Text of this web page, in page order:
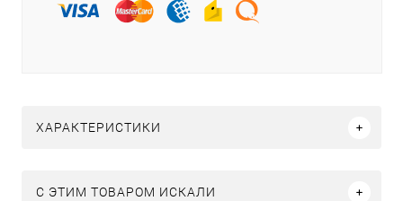
ХАРАКТЕРИСТИКИ
C ЭТИМ ТОВАРОМ ИСКАЛИ